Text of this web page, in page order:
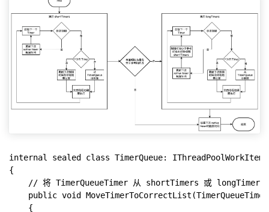
internal sealed class TimerQueue: IThreadPoolWorkItem
{
// 将 TimerQueueTimer 从 shortTimers 或 longTimers
public void
    {